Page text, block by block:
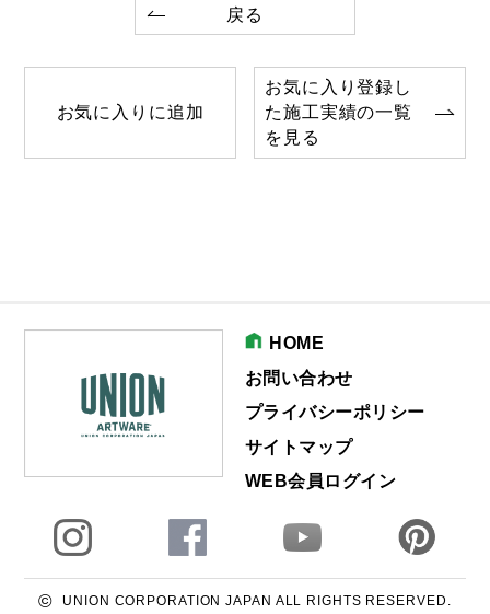
戻る
お気に入りに追加
お気に入り登録し
た施工実績の一覧
を見る
HOME
お問い合わせ
プライバシーポリシー
サイトマップ
WEB会員ログイン
© UNION CORPORATION JAPAN ALL RIGHTS RESERVED.